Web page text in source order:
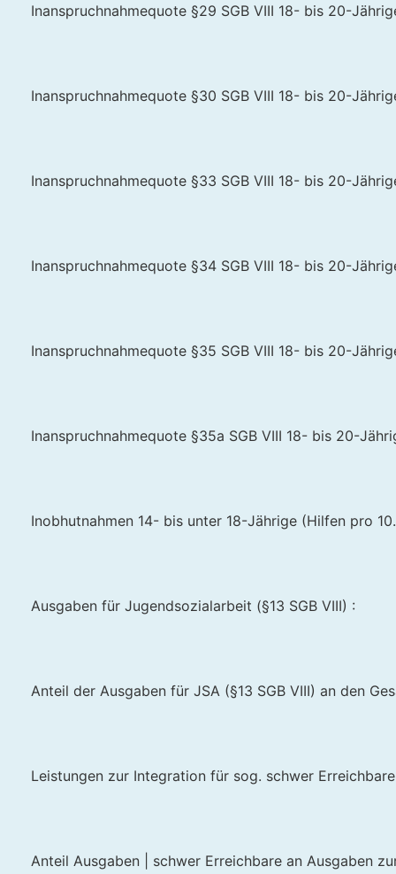
Inanspruchnahmequote §29 SGB VIII 18- bis 20-
Inanspruchnahmequote §30 SGB VIII 18- bis 20-
Inanspruchnahmequote §33 SGB VIII 18- bis 20-
Inanspruchnahmequote §34 SGB VIII 18- bis 20-
Inanspruchnahmequote §35 SGB VIII 18- bis 20-
Inanspruchnahmequote §35a SGB VIII 18- bis 20-
Inobhutnahmen 14- bis unter 18-Jährige (Hilfen pro
Ausgaben für Jugendsozialarbeit (§13 SGB VIII) :
Anteil der Ausgaben für JSA (§13 SGB VIII) an den
Leistungen zur Integration für sog. schwer Erreichbare
Anteil Ausgaben | schwer Erreichbare an Ausgaben